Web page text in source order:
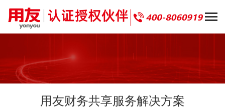
用友财务共享服务解决方案